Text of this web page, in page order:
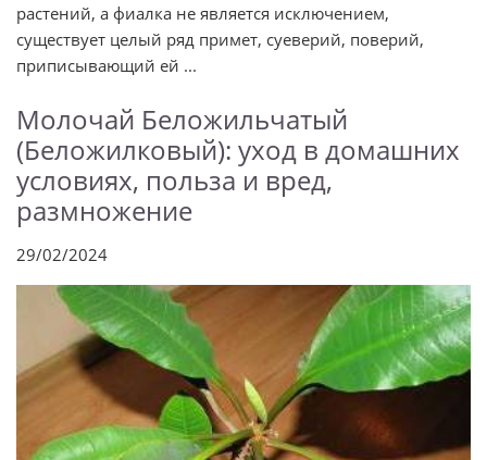
растений, а фиалка не является исключением,
существует целый ряд примет, суеверий, поверий,
приписывающий ей ...
Молочай Беложильчатый
(Беложилковый): уход в домашних
условиях, польза и вред,
размножение
29/02/2024